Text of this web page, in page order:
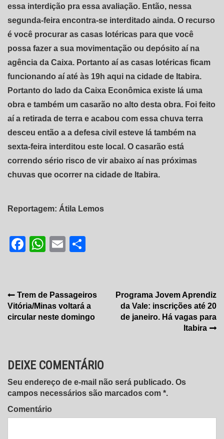
essa interdição pra essa avaliação. Então, nessa
segunda-feira encontra-se interditado ainda. O recurso
é você procurar as casas lotéricas para que você
possa fazer a sua movimentação ou depósito aí na
agência da Caixa. Portanto aí as casas lotéricas ficam
funcionando aí até às 19h aqui na cidade de Itabira.
Portanto do lado da Caixa Econômica existe lá uma
obra e também um casarão no alto desta obra. Foi feito
aí a retirada de terra e acabou com essa chuva terra
desceu então a a defesa civil esteve lá também na
sexta-feira interditou este local. O casarão está
correndo sério risco de vir abaixo aí nas próximas
chuvas que ocorrer na cidade de Itabira.
Reportagem: Átila Lemos
Facebook
WhatsApp
Email
Navegação
de
Trem de Passageiros
Vitória/Minas voltará a
circular neste domingo
Programa Jovem Aprendiz
da Vale: inscrições até 20
de janeiro. Há vagas para
Itabira
DEIXE COMENTÁRIO
Seu endereço de e-mail não será publicado. Os
campos necessários são marcados com *.
Comentário